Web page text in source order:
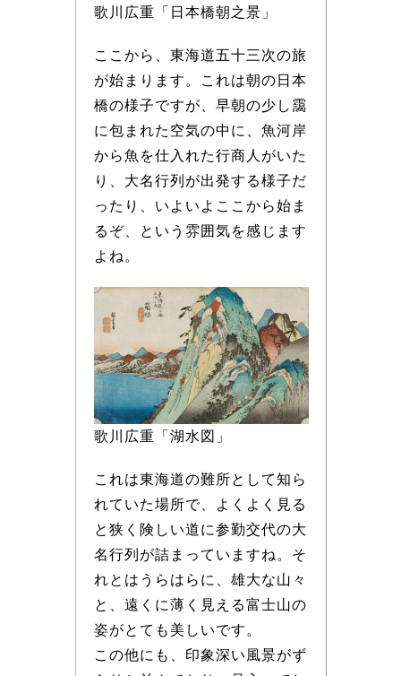
歌川広重「日本橋朝之景」
ここから、東海道五十三次の旅
が始まります。これは朝の日本
橋の様子ですが、早朝の少し靄
に包まれた空気の中に、魚河岸
から魚を仕入れた行商人がいた
り、大名行列が出発する様子だ
ったり、いよいよここから始ま
るぞ、という雰囲気を感じます
よね。
歌川広重「湖水図」
これは東海道の難所として知ら
れていた場所で、よくよく見る
と狭く険しい道に参勤交代の大
名行列が詰まっていますね。そ
れとはうらはらに、雄大な山々
と、遠くに薄く見える富士山の
姿がとても美しいです。
この他にも、印象深い風景がず